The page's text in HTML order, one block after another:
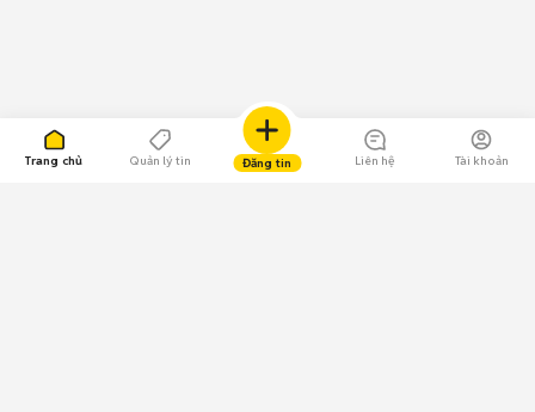
Trang chủ Quản lý tin Đăng tin Liên hệ Tài khoản